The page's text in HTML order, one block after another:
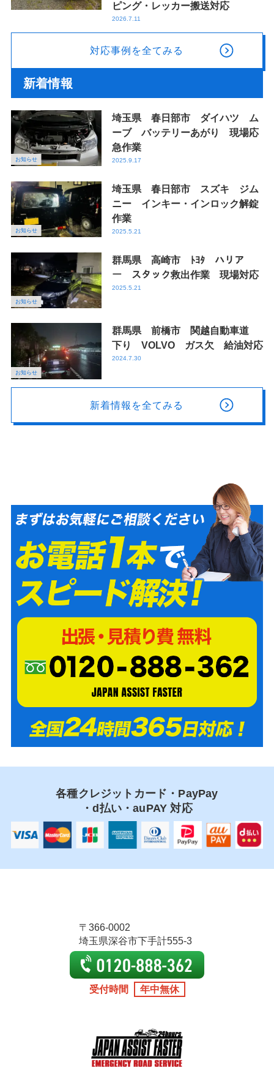
ピング・レッカー搬送対応
2026.7.11
対応事例を全てみる
新着情報
お知らせ
埼玉県 春日部市 ダイハツ ム
ーブ バッテリーあがり 現場応
急作業
2025.9.17
お知らせ
埼玉県 春日部市 スズキ ジム
ニー インキー・インロック解錠
作業
2025.5.21
お知らせ
群馬県 高崎市 ﾄﾖﾀ ハリア
ー スタック救出作業 現場対応
2025.5.21
お知らせ
群馬県 前橋市 関越自動車道
下り VOLVO ガス欠 給油対応
2024.7.30
新着情報を全てみる
各種クレジットカード・PayPay
・d払い・auPAY 対応
〒366-0002
埼玉県深谷市下手計555-3
受付時間 年中無休